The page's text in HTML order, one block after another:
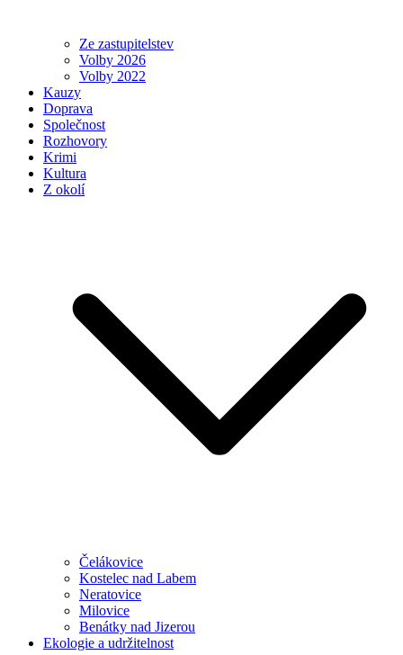
Ze zastupitelstev
Volby 2026
Volby 2022
Kauzy
Doprava
Společnost
Rozhovory
Krimi
Kultura
Z okolí
Čelákovice
Kostelec nad Labem
Neratovice
Milovice
Benátky nad Jizerou
Ekologie a udržitelnost